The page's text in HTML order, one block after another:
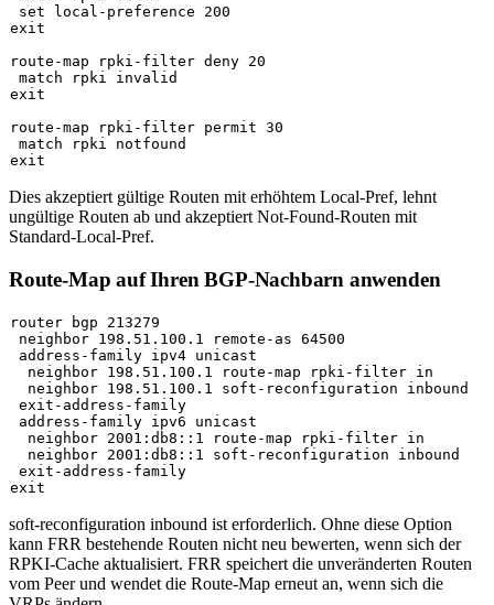
set local-preference 200
exit
route-map rpki-filter deny 20
match rpki invalid
exit
route-map rpki-filter permit 30
match rpki notfound
Dies akzeptiert gültige Routen mit erhöhtem Local-Pref, lehnt
ungültige Routen ab und akzeptiert Not-Found-Routen mit
Standard-Local-Pref.
Route-Map auf Ihren BGP-Nachbarn anwenden
router bgp 213279
neighbor 198.51.100.1 remote-as 64500
address-family ipv4 unicast
  neighbor 198.51.100.1 route-map rpki-filter in
  neighbor 198.51.100.1 soft-reconfiguration inbound
exit-address-family
address-family ipv6 unicast
  neighbor 2001:db8::1 route-map rpki-filter in
  neighbor 2001:db8::1 soft-reconfiguration inbound
exit-address-family
soft-reconfiguration inbound ist erforderlich. Ohne diese Option
kann FRR bestehende Routen nicht neu bewerten, wenn sich der
RPKI-Cache aktualisiert. FRR speichert die unveränderten Routen
vom Peer und wendet die Route-Map erneut an, wenn sich die